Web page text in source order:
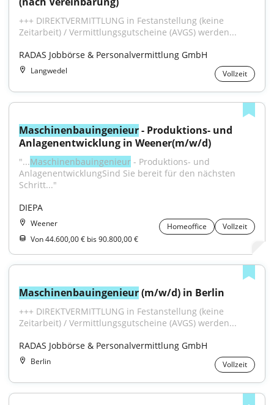
+++ DIREKTVERMITTLUNG in Festanstellung (keine
Zeitarbeit) / Vermittlungsgutscheine (AVGS) werden...
RADAS Jobbörse & Personalvermittlung GmbH
Langwedel Vollzeit
Maschinenbauingenieur - Produktions- und
Anlagenentwicklung in Weener(m/w/d)
"...Maschinenbauingenieur - Produktions- und
AnlagenentwicklungSind Sie bereit für den nächsten
Schritt..."
DIEPA
Weener Homeoffice
Vollzeit
Von 44.600,00 € bis 90.800,00 €
Maschinenbauingenieur (m/w/d) in Berlin
+++ DIREKTVERMITTLUNG in Festanstellung (keine
Zeitarbeit) / Vermittlungsgutscheine (AVGS) werden...
RADAS Jobbörse & Personalvermittlung GmbH
Berlin Vollzeit